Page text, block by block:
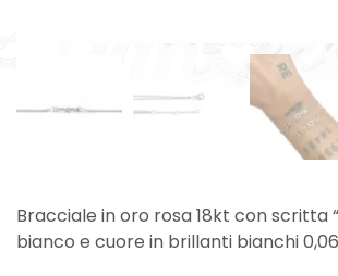
Bracciale in oro rosa 18kt con scritta
bianco e cuore in brillanti bianchi